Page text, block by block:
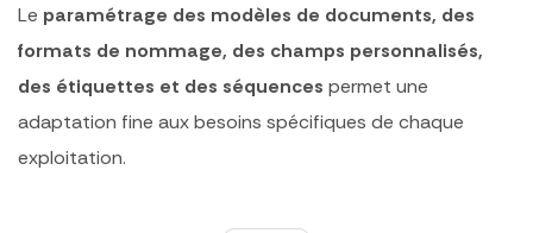
Le paramétrage des modèles de documents, des
formats de nommage, des champs personnalisés,
des étiquettes et des séquences permet une
adaptation fine aux besoins spécifiques de chaque
exploitation.